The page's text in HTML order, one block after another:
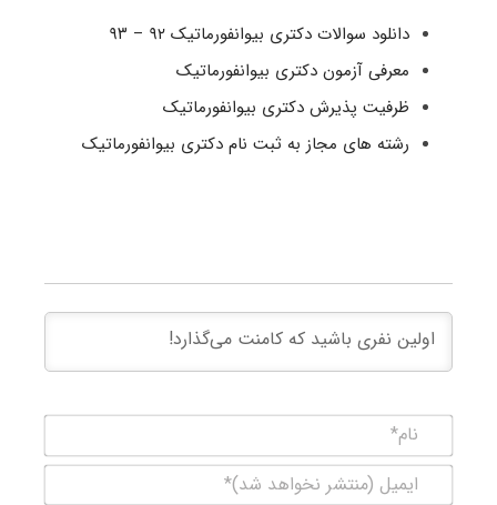
دانلود سوالات دکتری بیوانفورماتیک ۹۲ – ۹۳
معرفی آزمون دکتری بیوانفورماتیک
ظرفیت پذیرش دکتری بیوانفورماتیک
رشته های مجاز به ثبت نام دکتری بیوانفورماتیک